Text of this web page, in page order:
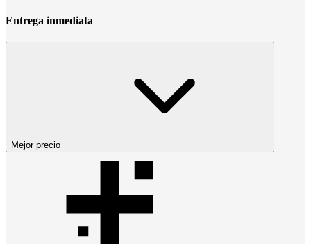
Entrega inmediata
Mejor precio